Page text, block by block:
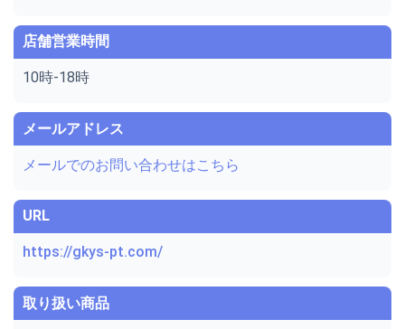
店舗営業時間
10時-18時
メールアドレス
メールでのお問い合わせはこちら
URL
https://gkys-pt.com/
取り扱い商品